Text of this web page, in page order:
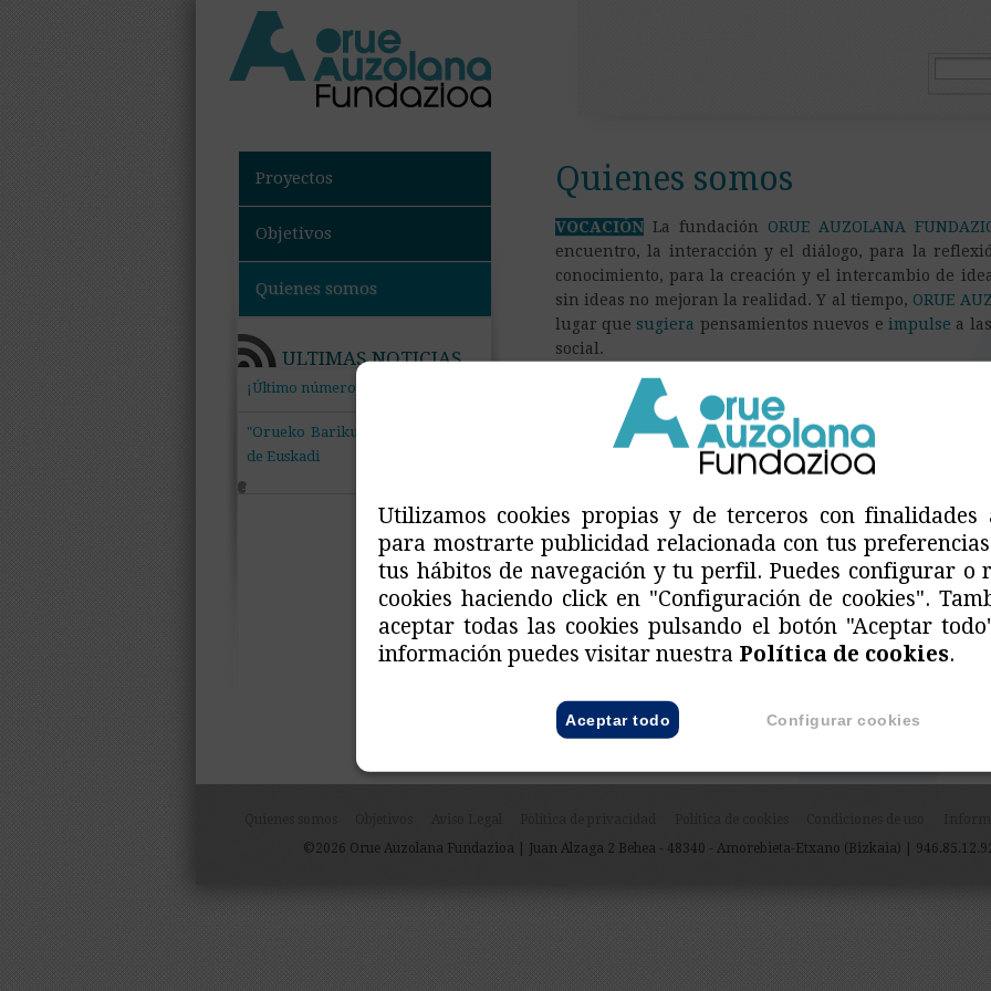
Proyectos
Objetivos
Quienes somos
ULTIMAS NOTICIAS
¡Último número de Gizadiberri!
"Orueko Barikuak" mira al futuro
de Euskadi
+
Quienes somos
VOCACIÓNLa fundación ORUE AUZOLANA
encuentro, la interacción y el diálogo, para la
conocimiento, para la creación y el intercambio de
sin ideas no mejoran la realidad. Y al tiempo, ORUE
lugar que sugiera pensamientos nuevos e impulse a
social.
CONTEXTO
La progresiva escasez de códigos y
sirvan como punto de orientación y guía, dibuja
invita a promover el ejercicio reflexivo de jóvenes y
cultural, económico, político y ético, en busca de una
basadas en
después dan lugar a sistemas de protección social,
más básicos de relaciones humanas y comunitarias.
INVITACIÓN
Seguramente, el desafío sea más grande, incluso,
Seguramente estemos más cerca de la utopía que
importe, puesto que sin utopía no hay progreso.
SE CONSTRUYE, SE INVENTA.
©2026 Orue Auzolana Fundazioa | Juan Alzaga 2 Behea - 48340 - Amorebieta-Etxano (Bizkaia) |
Utilizamos cookies propias y de terceros con finalidades
para mostrarte publicidad relacionada con tus
tus hábitos de navegación y tu perfil. Puedes configurar o
cookies haciendo click en "Configuración de cookies".
aceptar todas las cookies pulsando el botón "Aceptar
información puedes visitar nuestra Política de cookies.
Aceptar todo Configurar cookies